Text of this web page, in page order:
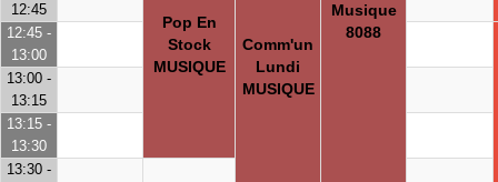
Musique
8088
Comm'un
Lundi
MUSIQUE
Pop En
Stock
MUSIQUE
12:45
12:45 -
13:00
13:00 -
13:15
13:15 -
13:30
13:30 -